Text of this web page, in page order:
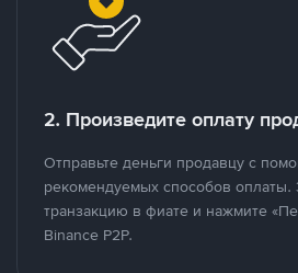
2. Произведите оплату
Отправьте деньги продавцу с
рекомендуемых способов оплаты.
транзакцию в фиате и нажмите
Binance P2P.